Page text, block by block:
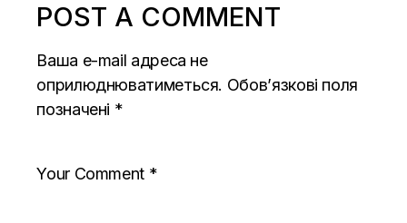
POST A COMMENT
Ваша e-mail адреса не
оприлюднюватиметься. Обов’язкові поля
позначені *